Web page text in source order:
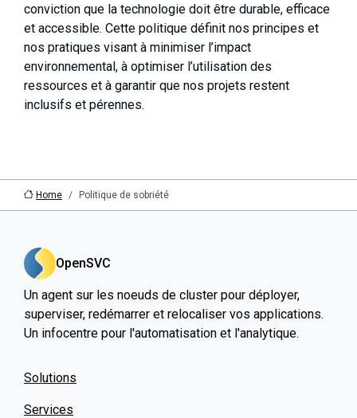
conviction que la technologie doit être durable, efficace
et accessible. Cette politique définit nos principes et
nos pratiques visant à minimiser l’impact
environnemental, à optimiser l’utilisation des
ressources et à garantir que nos projets restent
inclusifs et pérennes.
Home Politique de sobriété
OpenSVC
Un agent sur les noeuds de cluster pour déployer,
superviser, redémarrer et relocaliser vos applications.
Un infocentre pour l'automatisation et l'analytique.
Solutions
Services